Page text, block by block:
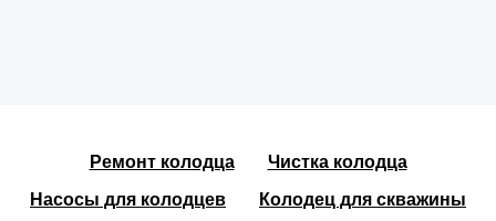
Ремонт колодца
Чистка колодца
Насосы для колодцев
Колодец для скважины